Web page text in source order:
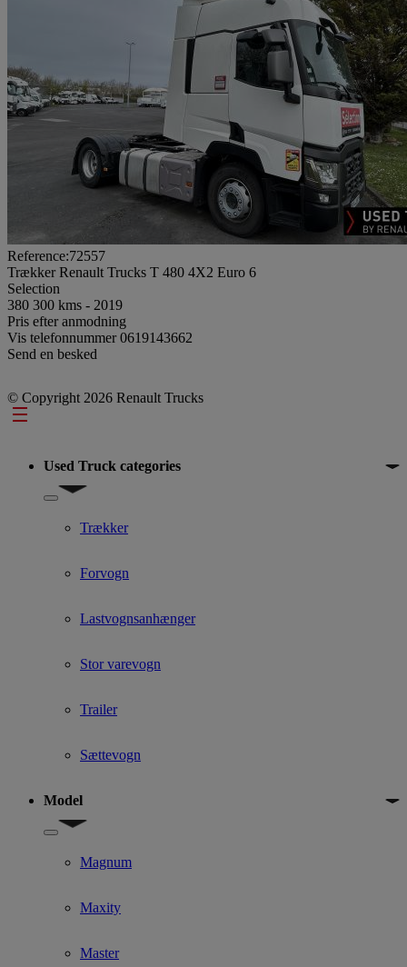
Reference:72557
Trækker Renault Trucks T 480 4X2 Euro 6
Selection
380 300 kms - 2019
Pris efter anmodning
Vis telefonnummer0619143662
Send en besked
© Copyright 2026 Renault Trucks
Footer
Used Truck categories
Show submenu for Used Truck categories
Trækker
Forvogn
Lastvognsanhænger
Stor varevogn
Trailer
Sættevogn
Model
Show submenu for Model
Magnum
Maxity
Master